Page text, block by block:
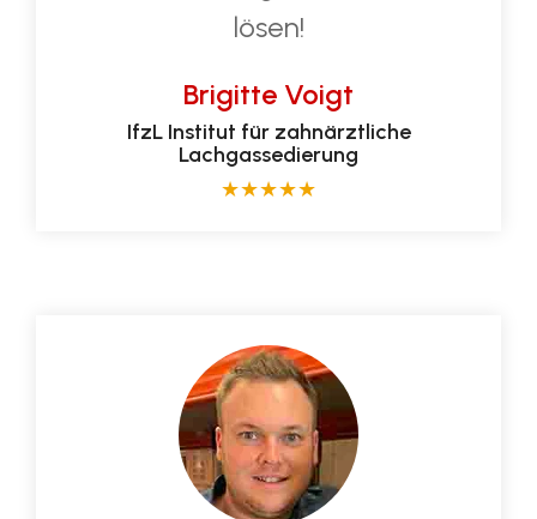
lösen!
Brigitte Voigt
IfzL Institut für zahnärztliche
Lachgassedierung